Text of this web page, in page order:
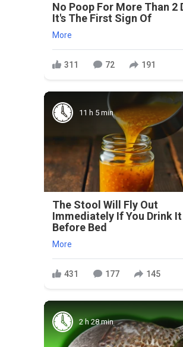
No Poop For More Than 2
It's The First Sign Of
More
311 72 191
11 h 5 min
The Stool Will Fly Out
Immediately If You Drink It
Before Bed
More
431 177 145
2 h 28 min